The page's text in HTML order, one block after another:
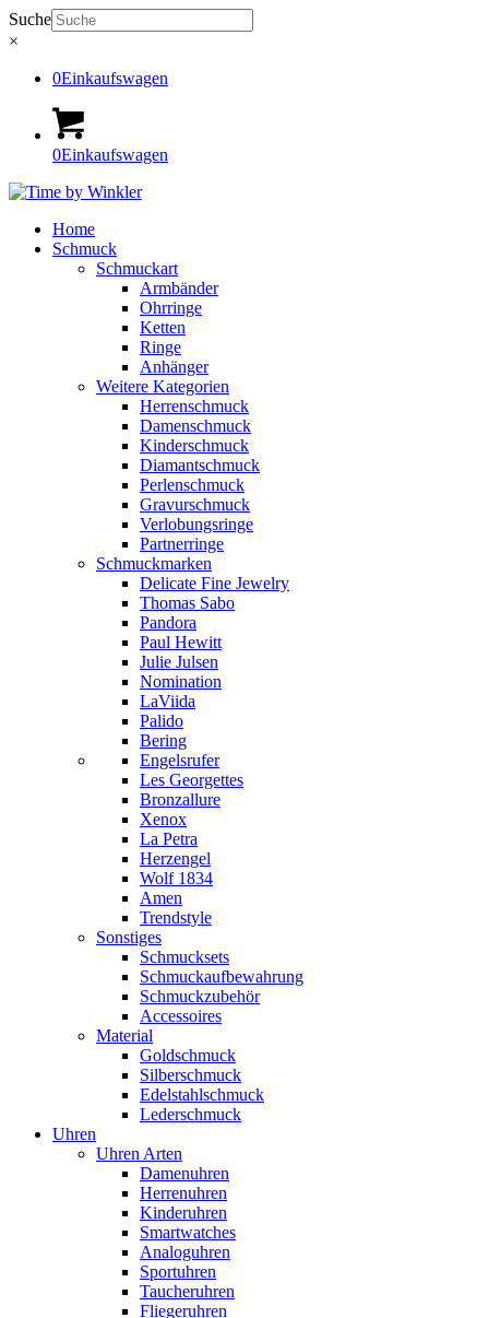
Suche
×
0Einkaufswagen
0Einkaufswagen
Home
Schmuck
Schmuckart
Armbänder
Ohrringe
Ketten
Ringe
Anhänger
Weitere Kategorien
Herrenschmuck
Damenschmuck
Kinderschmuck
Diamantschmuck
Perlenschmuck
Gravurschmuck
Verlobungsringe
Partnerringe
Schmuckmarken
Delicate Fine Jewelry
Thomas Sabo
Pandora
Paul Hewitt
Julie Julsen
Nomination
LaViida
Palido
Bering
Engelsrufer
Les Georgettes
Bronzallure
Xenox
La Petra
Herzengel
Wolf 1834
Amen
Trendstyle
Sonstiges
Schmucksets
Schmuckaufbewahrung
Schmuckzubehör
Accessoires
Material
Goldschmuck
Silberschmuck
Edelstahlschmuck
Lederschmuck
Uhren
Uhren Arten
Damenuhren
Herrenuhren
Kinderuhren
Smartwatches
Analoguhren
Sportuhren
Taucheruhren
Fliegeruhren